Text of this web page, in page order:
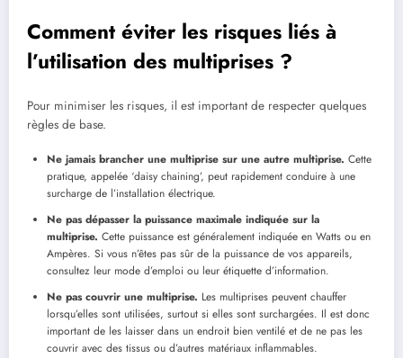
Comment éviter les risques liés à
l’utilisation des multiprises ?
Pour minimiser les risques, il est important de respecter quelques
règles de base.
Ne jamais brancher une multiprise sur une autre multiprise. Cette
pratique, appelée ‘daisy chaining’, peut rapidement conduire à une
surcharge de l’installation électrique.
Ne pas dépasser la puissance maximale indiquée sur la
multiprise. Cette puissance est généralement indiquée en Watts ou en
Ampères. Si vous n’êtes pas sûr de la puissance de vos appareils,
consultez leur mode d’emploi ou leur étiquette d’information.
Ne pas couvrir une multiprise. Les multiprises peuvent chauffer
lorsqu’elles sont utilisées, surtout si elles sont surchargées. Il est donc
important de les laisser dans un endroit bien ventilé et de ne pas les
couvrir avec des tissus ou d’autres matériaux inflammables.